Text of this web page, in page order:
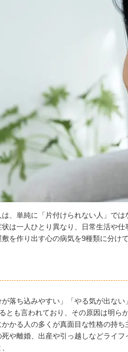
、単純に「片付けられない人」で
は一人ひとり異なり、日常生活や
を作り出す心の病気を9種類に分け
が落ち込みやすい」「やる気が出な
とも言われており、その原因は明ら
かかる人の多くが真面目な性格の持
死や離婚、出産や引っ越しなどライ